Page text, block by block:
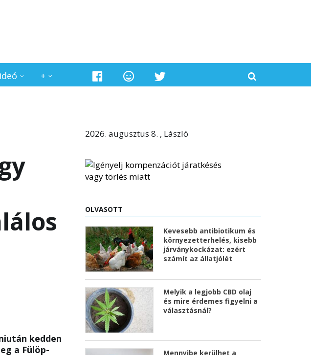
+
kedden
a Fülöp-
2026. augusztus 8. , László
OLVASOTT
Kevesebb antibiotikum és
környezetterhelés, kisebb
járványkockázat: ezért
számít az állatjólét
Melyik a legjobb CBD olaj
és mire érdemes figyelni a
választásnál?
Mennyibe kerülhet a